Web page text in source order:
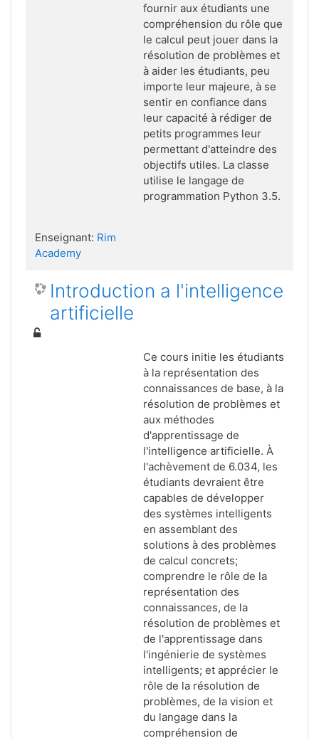
fournir aux étudiants une
compréhension du rôle que
le calcul peut jouer dans la
résolution de problèmes et
à aider les étudiants, peu
importe leur majeure, à se
sentir en confiance dans
leur capacité à rédiger de
petits programmes leur
permettant d'atteindre des
objectifs utiles. La classe
utilise le langage de
programmation Python 3.5.
Enseignant: Rim
Academy
Introduction a l'intelligence
artificielle
Ce cours initie les étudiants
à la représentation des
connaissances de base, à la
résolution de problèmes et
aux méthodes
d'apprentissage de
l'intelligence artificielle. À
l'achèvement de 6.034, les
étudiants devraient être
capables de développer
des systèmes intelligents
en assemblant des
solutions à des problèmes
de calcul concrets;
comprendre le rôle de la
représentation des
connaissances, de la
résolution de problèmes et
de l'apprentissage dans
l'ingénierie de systèmes
intelligents; et apprécier le
rôle de la résolution de
problèmes, de la vision et
du langage dans la
compréhension de